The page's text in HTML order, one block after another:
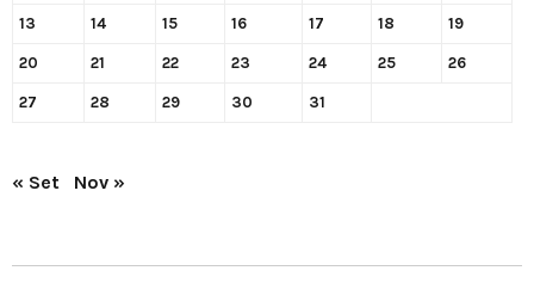
13 14 15 16 17 18 19
20 21 22 23 24 25 26
27 28 29 30 31
« Set Nov »